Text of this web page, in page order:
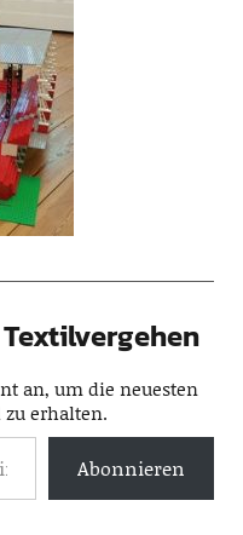
an, um die neuesten
zu erhalten.
Abonnieren